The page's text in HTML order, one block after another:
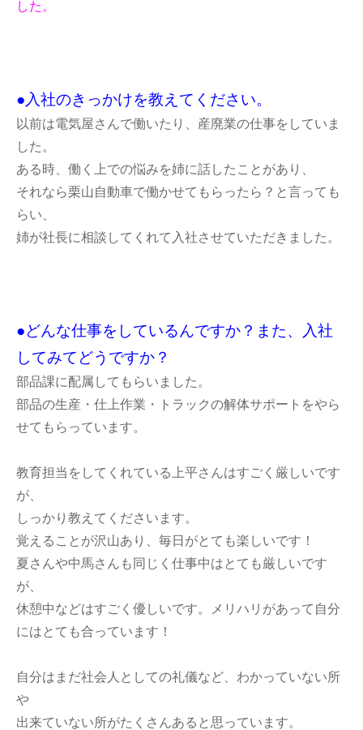
した。
●入社のきっかけを教えてください。
以前は電気屋さんで働いたり、産廃業の仕事をしていま
した。
ある時、働く上での悩みを姉に話したことがあり、
それなら栗山自動車で働かせてもらったら？と言っても
らい、
姉が社長に相談してくれて入社させていただきました。
●どんな仕事をしているんですか？ また、入社
してみてどうですか ？
部品課に配属してもらいました。
部品の生産・仕上作業・トラックの解体サポートをやら
せてもらっています。
教育担当をしてくれている上平さんはすごく厳しいです
が、
しっかり教えてくださいます。
覚えることが沢山あり、毎日がとても楽しいです！
夏さんや中馬さんも同じく仕事中はとても厳しいです
が、
休憩中などはすごく優しいです。メリハリがあって自分
にはとても合っています！
自分はまだ社会人としての礼儀など、わかっていない所
や
出来ていない所がたくさんあると思っています。